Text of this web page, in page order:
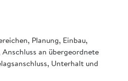
Planung, Einbau,
an übergeordnete
Unterhalt und